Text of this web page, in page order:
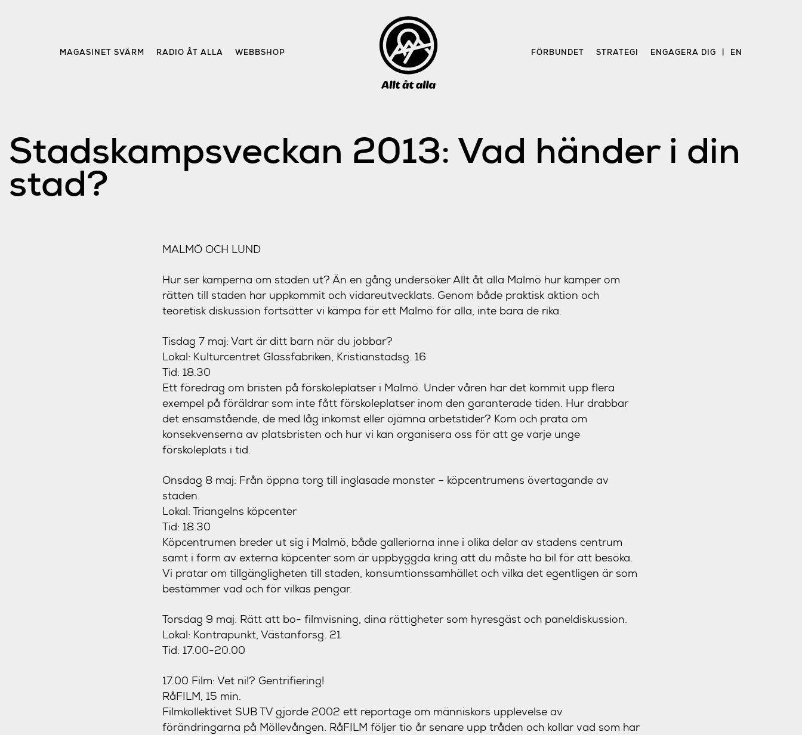
MAGASINET SVÄRM RADIO ÅT ALLA WEBBSHOP FÖRBUNDET STRATEGI ENGAGERA DIG EN
Stadskampsveckan 2013: Vad händer i din
stad?
MALMÖ OCH LUND
Hur ser kamperna om staden ut? Än en gång undersöker Allt åt alla Malmö hur kamper om
rätten till staden har uppkommit och vidareutvecklats. Genom både praktisk aktion och
teoretisk diskussion fortsätter vi kämpa för ett Malmö för alla, inte bara de rika.
Tisdag 7 maj: Vart är ditt barn när du jobbar?
Lokal: Kulturcentret Glassfabriken, Kristianstadsg. 16
Tid: 18.30
Ett föredrag om bristen på förskoleplatser i Malmö. Under våren har det kommit upp flera
exempel på föräldrar som inte fått förskoleplatser inom den garanterade tiden. Hur drabbar
det ensamstående, de med låg inkomst eller ojämna arbetstider? Kom och prata om
konsekvenserna av platsbristen och hur vi kan organisera oss för att ge varje unge
förskoleplats i tid.
Onsdag 8 maj: Från öppna torg till inglasade monster – köpcentrumens övertagande av
staden.
Lokal: Triangelns köpcenter
Tid: 18.30
Köpcentrumen breder ut sig i Malmö, både galleriorna inne i olika delar av stadens centrum
samt i form av externa köpcenter som är uppbyggda kring att du måste ha bil för att besöka.
Vi pratar om tillgängligheten till staden, konsumtionssamhället och vilka det egentligen är som
bestämmer vad och för vilkas pengar.
Torsdag 9 maj: Rätt att bo- filmvisning, dina rättigheter som hyresgäst och paneldiskussion.
Lokal: Kontrapunkt, Västanforsg. 21
Tid: 17.00-20.00
17.00 Film: Vet ni!? Gentrifiering!
RåFILM, 15 min.
Filmkollektivet SUB TV gjorde 2002 ett reportage om människors upplevelse av
förändringarna på Möllevången. RåFILM följer tio år senare upp tråden och kollar vad som har